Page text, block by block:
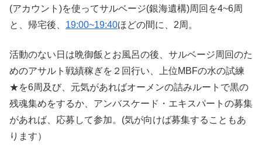
(アカウント)を使ってサルベージ(銀海遺構)周回を4~6周
と、帰宅後、 19:00~19:40ほどの間に、2周。
活動のない日は晩御飯とお風呂の後、サルベージ周回のた
めのアサルト戦績稼ぎを２回行い、上位MBFの水の試練
★を6周及び、元気があればオーメンの詰みルートで黒の
残魂集めをするか、アンバスケード・エキスパートの募集
があれば、応募して参加。(気が向けば募集することもあ
ります）